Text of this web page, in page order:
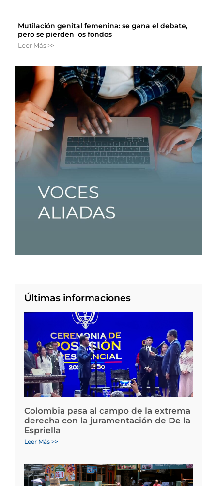
Mutilación genital femenina: se gana el debate,
pero se pierden los fondos
Leer Más >>
Últimas informaciones
Colombia pasa al campo de la extrema
derecha con la juramentación de De la
Espriella
Leer Más >>